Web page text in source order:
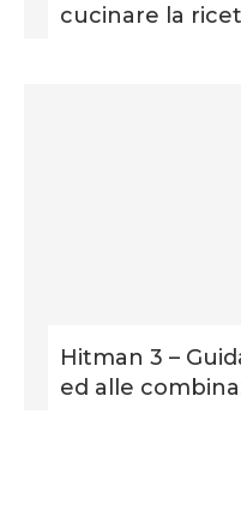
cucinare la
Hitman 3 –
ed alle